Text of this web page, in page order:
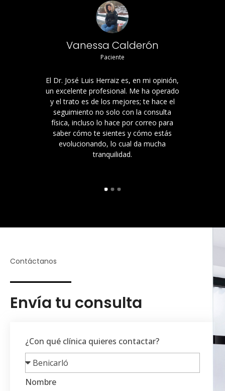
Vanessa Calderón
Paciente
El Dr. José Luis Herraiz es, en mi opinión,
un excelente profesional. Me ha operado
y el trato es de los mejores; te hace el
seguimiento no solo con la consulta
física, incluso lo hace por correo para
saber cómo te sientes y cómo estás
evolucionando, lo cual da mucha
tranquilidad.
Contáctanos
Envía tu consulta
¿Con qué clínica quieres contactar?
Nombre